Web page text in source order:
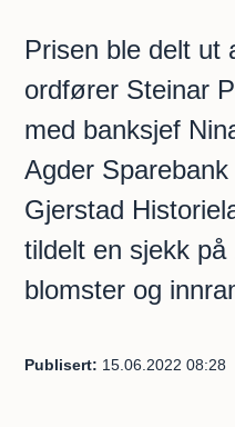
Prisen ble delt ut
ordfører Steinar
med banksjef
Agder
Gjerstad
tildelt en sjekk på
blomster og
Publisert 15.06.2022 08:28